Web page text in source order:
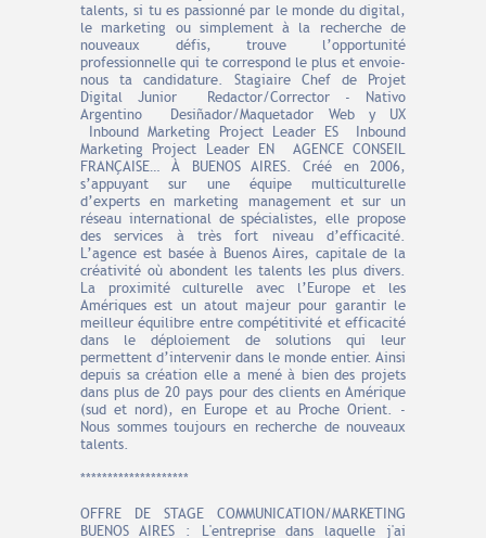
talents, si tu es passionné par le monde du digital,
le marketing ou simplement à la recherche de
nouveaux défis, trouve l’opportunité
professionnelle qui te correspond le plus et envoie-
nous ta candidature. Stagiaire Chef de Projet
Digital Junior Redactor/Corrector - Nativo
Argentino Desiñador/Maquetador Web y UX
Inbound Marketing Project Leader ES Inbound
Marketing Project Leader EN AGENCE CONSEIL
FRANÇAISE… À BUENOS AIRES. Créé en 2006,
s’appuyant sur une équipe multiculturelle
d’experts en marketing management et sur un
réseau international de spécialistes, elle propose
des services à très fort niveau d’efficacité.
L’agence est basée à Buenos Aires, capitale de la
créativité où abondent les talents les plus divers.
La proximité culturelle avec l’Europe et les
Amériques est un atout majeur pour garantir le
meilleur équilibre entre compétitivité et efficacité
dans le déploiement de solutions qui leur
permettent d’intervenir dans le monde entier. Ainsi
depuis sa création elle a mené à bien des projets
dans plus de 20 pays pour des clients en Amérique
(sud et nord), en Europe et au Proche Orient. -
Nous sommes toujours en recherche de nouveaux
talents.
********************
OFFRE DE STAGE COMMUNICATION/MARKETING
BUENOS AIRES : L'entreprise dans laquelle j'ai